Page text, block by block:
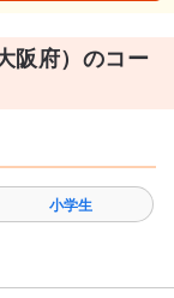
阪府）のコー
小学生